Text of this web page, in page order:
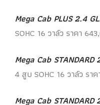
Mega Cab PLUS 2.4
SOHC 16 วาล์ว ราคา
Mega Cab STANDARD
4 สูบ SOHC 16 วาล์ว รา
Mega Cab STANDARD